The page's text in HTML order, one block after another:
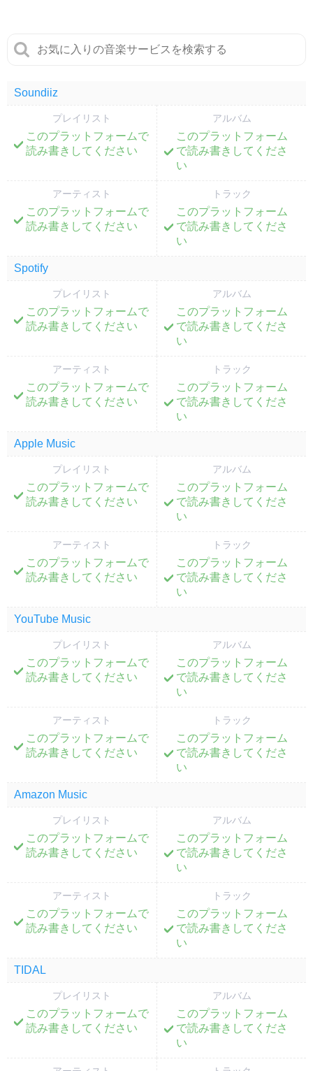
Soundiiz
プレイリスト
;
このプラットフォームで
読み書きしてください
アルバム
;
このプラットフォーム
で読み書きしてくださ
い
アーティスト
;
このプラットフォームで
読み書きしてください
トラック
;
このプラットフォーム
で読み書きしてくださ
い
Spotify
プレイリスト
;
このプラットフォームで
読み書きしてください
アルバム
;
このプラットフォーム
で読み書きしてくださ
い
アーティスト
;
このプラットフォームで
読み書きしてください
トラック
;
このプラットフォーム
で読み書きしてくださ
い
Apple Music
プレイリスト
;
このプラットフォームで
読み書きしてください
アルバム
;
このプラットフォーム
で読み書きしてくださ
い
アーティスト
;
このプラットフォームで
読み書きしてください
トラック
;
このプラットフォーム
で読み書きしてくださ
い
YouTube Music
プレイリスト
;
このプラットフォームで
読み書きしてください
アルバム
;
このプラットフォーム
で読み書きしてくださ
い
アーティスト
;
このプラットフォームで
読み書きしてください
トラック
;
このプラットフォーム
で読み書きしてくださ
い
Amazon Music
プレイリスト
;
このプラットフォームで
読み書きしてください
アルバム
;
このプラットフォーム
で読み書きしてくださ
い
アーティスト
;
このプラットフォームで
読み書きしてください
トラック
;
このプラットフォーム
で読み書きしてくださ
い
TIDAL
プレイリスト
;
このプラットフォームで
読み書きしてください
アルバム
;
このプラットフォーム
で読み書きしてくださ
い